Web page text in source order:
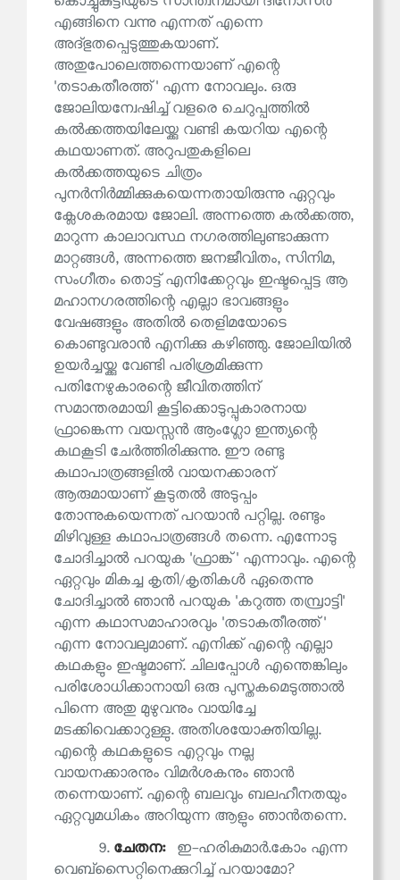
എങ്ങിനെ വന്നു എന്നത് എന്നെ
അദ്ഭുതപ്പെടുത്തുകയാണ്.
അതുപോലെത്തന്നെയാണ് എന്റെ
'തടാകതീരത്ത്' എന്ന നോവലും. ഒരു
ജോലിയന്വേഷിച്ച് വളരെ ചെറുപ്പത്തിൽ
കൽക്കത്തയിലേയ്ക്കു വണ്ടി കയറിയ എന്റെ
കഥയാണത്. അറുപതുകളിലെ
കൽക്കത്തയുടെ ചിത്രം
പുനർനിർമ്മിക്കുകയെന്നതായിരുന്നു ഏറ്റവും
ക്ലേശകരമായ ജോലി. അന്നത്തെ കൽക്കത്ത,
മാറുന്ന കാലാവസ്ഥ നഗരത്തിലുണ്ടാക്കുന്ന
മാറ്റങ്ങൾ, അന്നത്തെ ജനജീവിതം, സിനിമ,
സംഗീതം തൊട്ട് എനിക്കേറ്റവും ഇഷ്ടപ്പെട്ട ആ
മഹാനഗരത്തിന്റെ എല്ലാ ഭാവങ്ങളും
വേഷങ്ങളും അതിൽ തെളിമയോടെ
കൊണ്ടുവരാൻ എനിക്കു കഴിഞ്ഞു. ജോലിയിൽ
ഉയർച്ചയ്ക്കു വേണ്ടി പരിശ്രമിക്കുന്ന
പതിനേഴുകാരന്റെ ജീവിതത്തിന്
സമാന്തരമായി കൂട്ടിക്കൊടുപ്പുകാരനായ
ഫ്രാങ്കെന്ന വയസ്സൻ ആംഗ്ലോ ഇന്ത്യന്റെ
കഥകൂടി ചേർത്തിരിക്കുന്നു. ഈ രണ്ടു
കഥാപാത്രങ്ങളിൽ വായനക്കാരന്
ആരുമായാണ് കൂടുതൽ അടുപ്പം
തോന്നുകയെന്നത് പറയാൻ പറ്റില്ല. രണ്ടും
മിഴിവുള്ള കഥാപാത്രങ്ങൾ തന്നെ. എന്നോടു
ചോദിച്ചാൽ പറയുക 'ഫ്രാങ്ക്' എന്നാവും. എന്റെ
ഏറ്റവും മികച്ച കൃതി/കൃതികൾ ഏതെന്നു
ചോദിച്ചാൽ ഞാൻ പറയുക 'കറുത്ത തമ്പ്രാട്ടി'
എന്ന കഥാസമാഹാരവും 'തടാകതീരത്ത്'
എന്ന നോവലുമാണ്. എനിക്ക് എന്റെ എല്ലാ
കഥകളും ഇഷ്ടമാണ്. ചിലപ്പോൾ എന്തെങ്കിലും
പരിശോധിക്കാനായി ഒരു പുസ്തകമെടുത്താൽ
പിന്നെ അതു മുഴുവനും വായിച്ചേ
മടക്കിവെക്കാറുള്ളു. അതിശയോക്തിയില്ല.
എന്റെ കഥകളുടെ എറ്റവും നല്ല
വായനക്കാരനും വിമർശകനും ഞാൻ
തന്നെയാണ്. എന്റെ ബലവും ബലഹീനതയും
ഏറ്റവുമധികം അറിയുന്ന ആളും ഞാൻതന്നെ.
9. ചേതന:
ഇ-ഹരികുമാർ.കോം എന്ന
വെബ്‌സൈറ്റിനെക്കുറിച്ച് പറയാമോ?